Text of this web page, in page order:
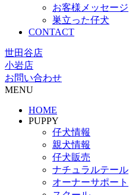
お客様メッセージ
巣立った仔犬
CONTACT
世田谷店
小岩店
お問い合わせ
MENU
HOME
PUPPY
仔犬情報
親犬情報
仔犬販売
ナチュラルテール
オーナーサポート